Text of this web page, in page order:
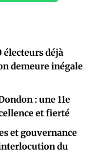
électeurs déjà
demeure inégale
: une 11e
et fierté
et gouvernance
du